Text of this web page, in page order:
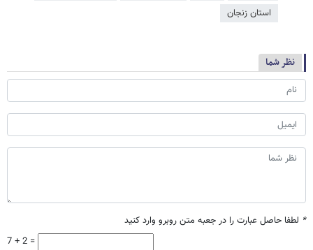
استان زنجان
نظر شما
* لطفا حاصل عبارت را در جعبه متن روبرو وارد کنید
7 + 2 =